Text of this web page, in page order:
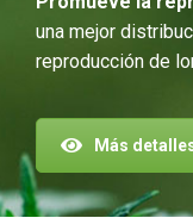
una mejor
reproducción de
Más